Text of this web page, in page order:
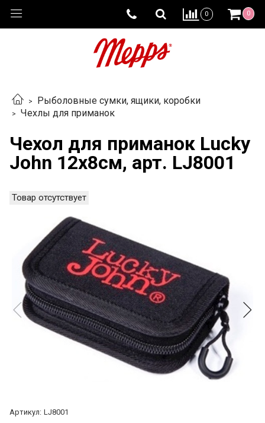
0 0
Рыболовные сумки, ящики, коробки
Чехлы для приманок
Чехол для приманок Lucky
John 12x8см, арт. LJ8001
Товар отсутствует
Артикул: LJ8001